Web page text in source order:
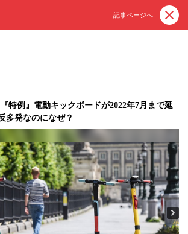
記事ページへ
特例』電動キックボードが2022年7月まで延
多発なのになぜ？